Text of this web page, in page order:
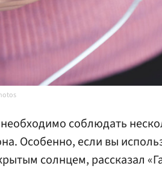
соблюдать
Особенно, если вы
солнцем, рассказал